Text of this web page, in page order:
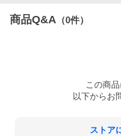
商品Q&A （0件）
この商品
以下からお
ストア